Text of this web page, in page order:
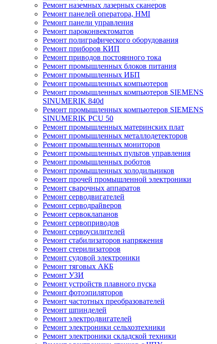
Ремонт наземных лазерных сканеров
Ремонт панелей оператора, HMI
Ремонт панели управления
Ремонт пароконвектоматов
Ремонт полиграфического оборудования
Ремонт приборов КИП
Ремонт приводов постоянного тока
Ремонт промышленных блоков питания
Ремонт промышленных ИБП
Ремонт промышленных компьютеров
Ремонт промышленных компьютеров SIEMENS
SINUMERIK 840d
Ремонт промышленных компьютеров SIEMENS
SINUMERIK PCU 50
Ремонт промышленных материнских плат
Ремонт промышленных металлодетекторов
Ремонт промышленных мониторов
Ремонт промышленных пультов управления
Ремонт промышленных роботов
Ремонт промышленных холодильников
Ремонт прочей промышленной электроники
Ремонт сварочных аппаратов
Ремонт серводвигателей
Ремонт серводрайверов
Ремонт сервоклапанов
Ремонт сервоприводов
Ремонт сервоусилителей
Ремонт стабилизаторов напряжения
Ремонт стерилизаторов
Ремонт судовой электроники
Ремонт тяговых АКБ
Ремонт УЗИ
Ремонт устройств плавного пуска
Ремонт фотоэпиляторов
Ремонт частотных преобразователей
Ремонт шпинделей
Ремонт электродвигателей
Ремонт электроники сельхозтехники
Ремонт электроники складской техники